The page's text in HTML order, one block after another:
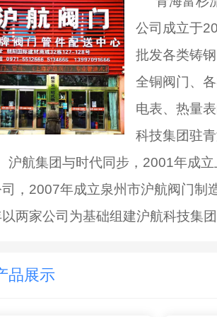
公司成立于
批发各类铸
全铜阀门、
电表、热量
科技集团驻
沪航集团与时代同步，2001年成
，2007年成立泉州市沪航阀门制
两家公司为基础组建沪航科技集
品展示